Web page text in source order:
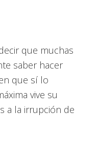
que muchas
saber hacer
que sí lo
vive su
a la irrupción de